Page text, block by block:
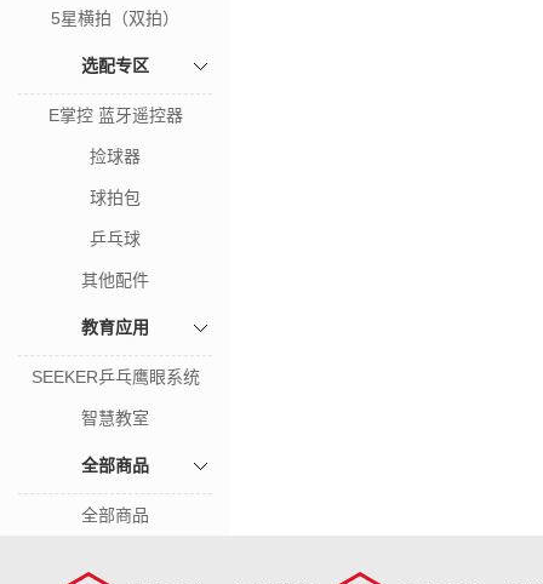
5星横拍（双拍）
选配专区
E掌控 蓝牙遥控器
捡球器
球拍包
乒乓球
其他配件
教育应用
SEEKER乒乓鹰眼系统
智慧教室
全部商品
全部商品